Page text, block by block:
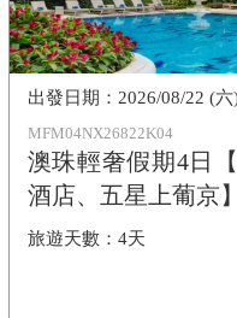
MFM04NX26822K04
澳珠輕奢假期4日
酒店、五星上葡京】
4天
2026/08/22 (六